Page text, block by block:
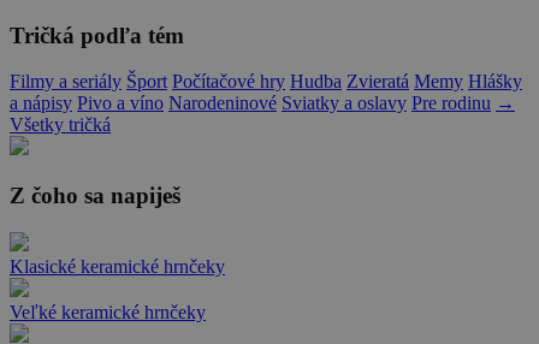
Tričká podľa tém
Filmy a seriály Šport Počítačové hry Hudba Zvieratá Memy Hlášky
a nápisy Pivo a víno Narodeninové Sviatky a oslavy Pre rodinu →
Všetky tričká
Z čoho sa napiješ
Klasické keramické hrnčeky
Veľké keramické hrnčeky